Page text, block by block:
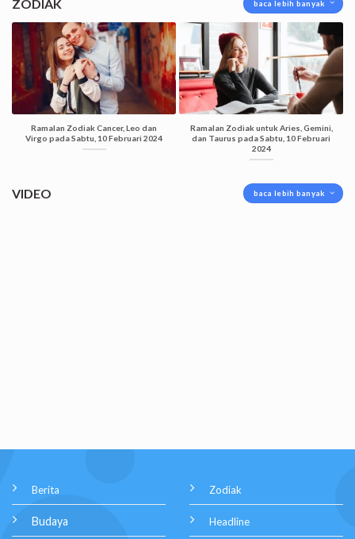
ZODIAK baca lebih banyak
Ramalan Zodiak Cancer, Leo dan
Virgo pada Sabtu, 10 Februari 2024
Ramalan Zodiak untuk Aries, Gemini,
dan Taurus pada Sabtu, 10 Februari
2024
VIDEO baca lebih banyak
Berita
Budaya
Zodiak
Headline